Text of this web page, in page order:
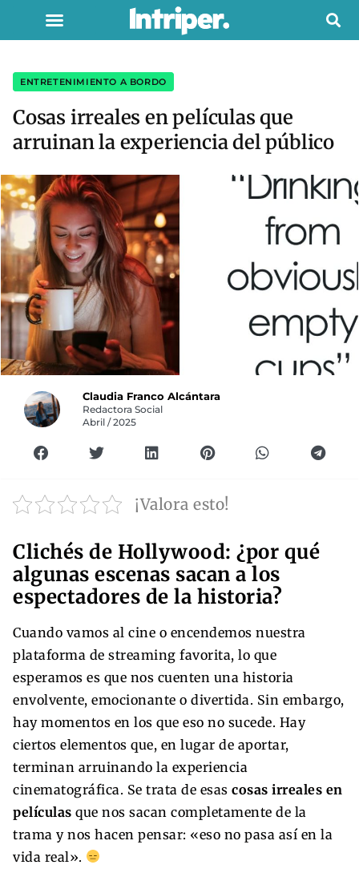
ENTRETENIMIENTO A BORDO
Cosas irreales en películas que
arruinan la experiencia del público
Claudia Franco Alcántara
Redactora Social
Abril / 2025
¡Valora esto!
Clichés de Hollywood: ¿por qué
algunas escenas sacan a los
espectadores de la historia?
Cuando vamos al cine o encendemos nuestra
plataforma de streaming favorita, lo que
esperamos es que nos cuenten una historia
envolvente, emocionante o divertida. Sin embargo,
hay momentos en los que eso no sucede. Hay
ciertos elementos que, en lugar de aportar,
terminan arruinando la experiencia
cinematográfica. Se trata de esas cosas irreales en
películas que nos sacan completamente de la
trama y nos hacen pensar: «eso no pasa así en la
vida real».